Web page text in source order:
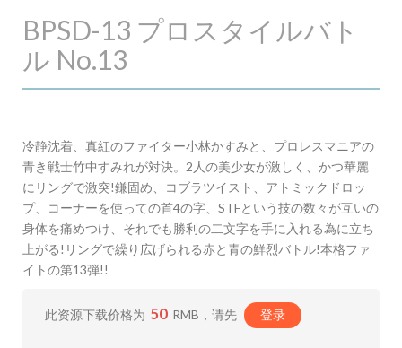
BPSD-13 プロスタイルバト
ル No.13
冷静沈着、真紅のファイター小林かすみと、プロレスマニアの
青き戦士竹中すみれが対決。2人の美少女が激しく、かつ華麗
にリングで激突!鎌固め、コブラツイスト、アトミックドロッ
プ、コーナーを使っての首4の字、STFという技の数々が互いの
身体を痛めつけ、それでも勝利の二文字を手に入れる為に立ち
上がる!リングで繰り広げられる赤と青の鮮烈バトル!本格ファ
イトの第13弾!!
此资源下载价格为 50 RMB，请先 登录